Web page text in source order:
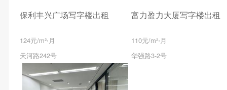
保利丰兴广场写字楼出租
124元/m²⋅月
天河路242号
富力盈力大厦写字楼出租
110元/m²⋅月
华强路3-2号